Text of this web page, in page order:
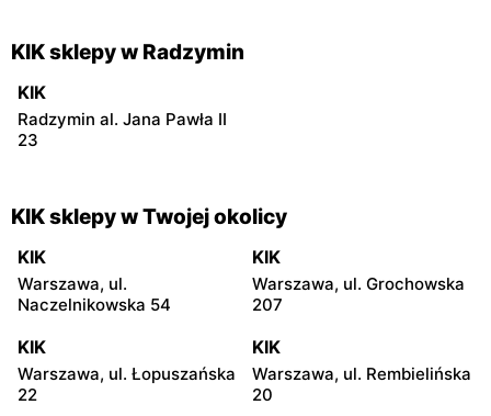
KIK sklepy w Radzymin
KIK
Radzymin al. Jana Pawła II
23
KIK sklepy w Twojej okolicy
KIK
Warszawa, ul.
Naczelnikowska 54
KIK
Warszawa, ul. Grochowska
207
KIK
Warszawa, ul. Łopuszańska
22
KIK
Warszawa, ul. Rembielińska
20